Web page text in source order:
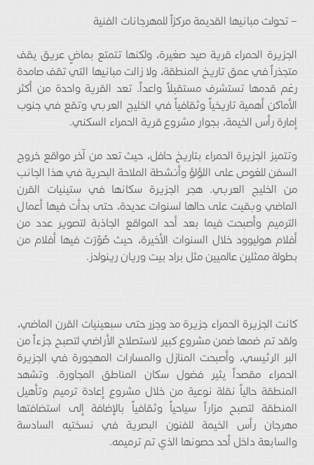
– تحولت مبانيها القديمة مركزاً للمهرجانات الفنية
الجزيرة الحمراء قرية صيد صغيرة، ولكنها تتمتع بماضٍ عريق يقف
متجذراً في عمق تاريخ المنطقة، ولا زالت مبانيها التي تقف صامدة
رغم قدمها تستشرف مستقبلاً واعداً. تعد القرية واحدة من أكثر
الأماكن أهمية تاريخياً وثقافياً في الخليج العربي وتقع في جنوب
إمارة رأس الخيمة، بجوار مشروع قرية الحمراء السكني.
وتتميز الجزيرة الحمراء بتاريخ حافل، حيث تعد من آخر مواقع خروج
السفن للغوص على اللؤلؤ وأنشطة الملاحة البحرية في هذا الجانب
من الخليج العربي. هجر الجزيرة سكانها في ستينيات القرن
الماضي وبقيت على حالها لسنوات عديدة، حتى بدأت فيها أعمال
الترميم وأصبحت فيما بعد أحد المواقع الجاذبة لتصوير عدد من
أفلام هوليوود خلال السنوات الأخيرة، حيث صُوّرَت فيها أفلام من
بطولة ممثلين عالميين مثل براد بيت وريان رينولدز.
كانت الجزيرة الحمراء جزيرة مد وجزر حتى سبعينيات القرن الماضي،
ولقد تم ضمها ضمن مشروع كبير لاستصلاح الأراضي لتصبح جزءاً من
البر الرئيسي، وأصبحت المنازل والمسارات المهجورة في الجزيرة
الحمراء مقصداً يثير فضول سكان المناطق المجاورة. وتشهد
المنطقة حالياً نقلة نوعية من خلال مشروع إعادة ترميم وتأهيل
المنطقة لتصبح مزاراً سياحياً وثقافياً بالإضافة إلى استضافتها
مهرجان رأس الخيمة للفنون البصرية في نسختيه السادسة
والسابعة داخل أحد حصونها الذي تم ترميمه.